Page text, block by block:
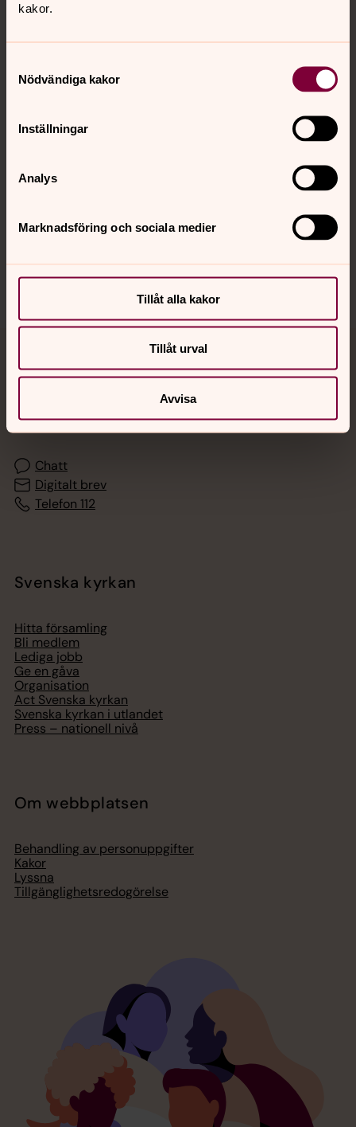
kakor.
Nödvändiga kakor
Inställningar
Analys
Marknadsföring och sociala medier
Tillåt alla kakor
Tillåt urval
Avvisa
Kalender
Hitta snabbt
Sociala kanaler
Jourhavande präst
Akut samtals- och krisstöd. Prata eller chatta anonymt
med en präst på kvällar och nätter.
Chatt
Digitalt brev
Telefon 112
Svenska kyrkan
Hitta församling
Bli medlem
Lediga jobb
Ge en gåva
Organisation
Act Svenska kyrkan
Svenska kyrkan i utlandet
Press – nationell nivå
Om webbplatsen
Behandling av personuppgifter
Kakor
Lyssna
Tillgänglighetsredogörelse